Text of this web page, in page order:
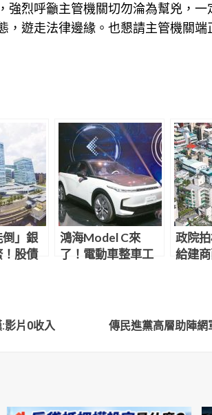
強烈呼籲主管機關切勿淪為幫兇，
，遊走法律邊緣。也懇請主管機關
」銀
股債
鴻海Model C來
了！電動車整車工
政院
給建
影片0收入
傳民進黨高層助陣網